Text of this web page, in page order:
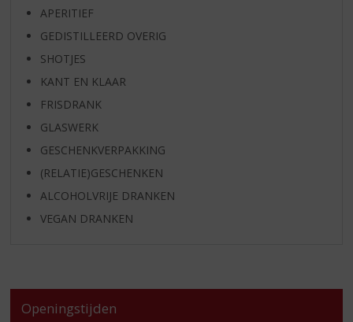
APERITIEF
GEDISTILLEERD OVERIG
SHOTJES
KANT EN KLAAR
FRISDRANK
GLASWERK
GESCHENKVERPAKKING
(RELATIE)GESCHENKEN
ALCOHOLVRIJE DRANKEN
VEGAN DRANKEN
Openingstijden